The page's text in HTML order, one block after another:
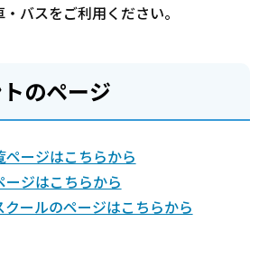
バスをご利用ください。
のページ
ージはこちらから
ジはこちらから
ールのページはこちらから